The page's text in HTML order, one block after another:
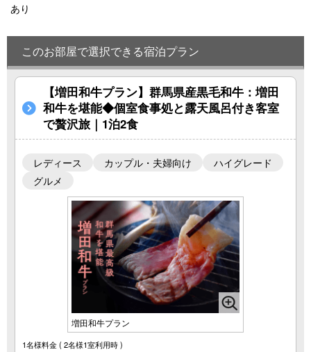
あり
このお部屋で選択できる宿泊プラン
【増田和牛プラン】群馬県産黒毛和牛：増田
和牛を堪能◆個室食事処と露天風呂付き客室
で贅沢旅｜1泊2食
レディース カップル・夫婦向け
ハイグレード
グルメ
増田和牛プラン
1名様料金( 2名様1室利用時 )